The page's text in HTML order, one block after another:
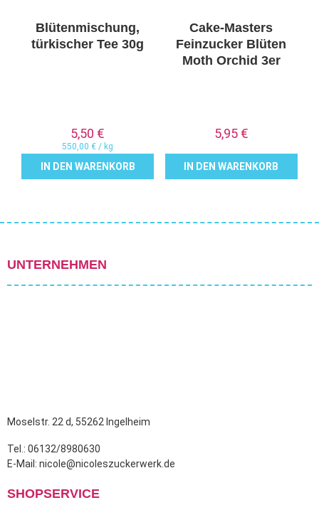
Blütenmischung,
türkischer Tee 30g
5,50 €
550,00€ / kg
IN DEN WARENKORB
Cake-Masters
Feinzucker Blüten
Moth Orchid 3er
5,95 €
IN DEN WARENKORB
UNTERNEHMEN
Moselstr. 22 d, 55262 Ingelheim
Tel.: 06132/8980630
E-Mail: nicole@nicoleszuckerwerk.de
SHOPSERVICE